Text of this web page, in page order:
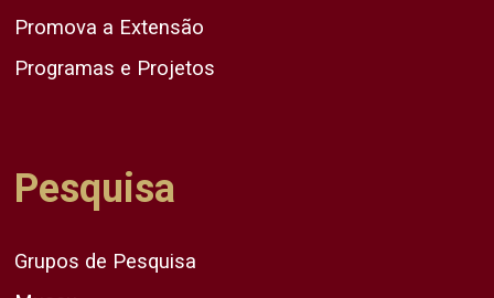
Promova a Extensão
Programas e Projetos
Pesquisa
Grupos de Pesquisa